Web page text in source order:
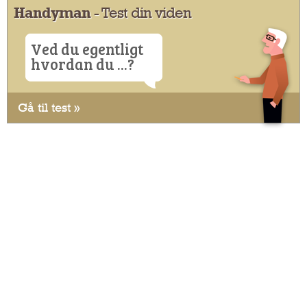
Handyman- Test din viden
Ved du egentligt
hvordan du ...?
Gå til test »